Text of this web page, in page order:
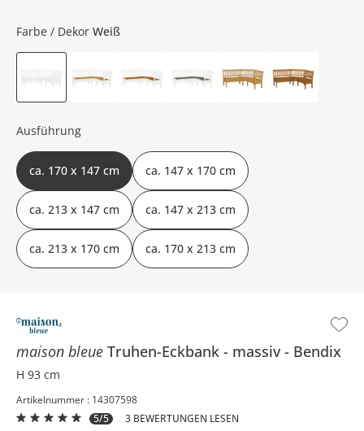
maison bleue Truhen-Eckbank massiv Bendix
H 93 cm
Artikelnummer : 14307598
5/5
3 BEWERTUNGEN LESEN
Farbe / Dekor Weiß
Ausführung
ca. 170 x 147 cm ca. 147 x 170 cm
ca. 213 x 147 cm ca. 147 x 213 cm
ca. 213 x 170 cm ca. 170 x 213 cm